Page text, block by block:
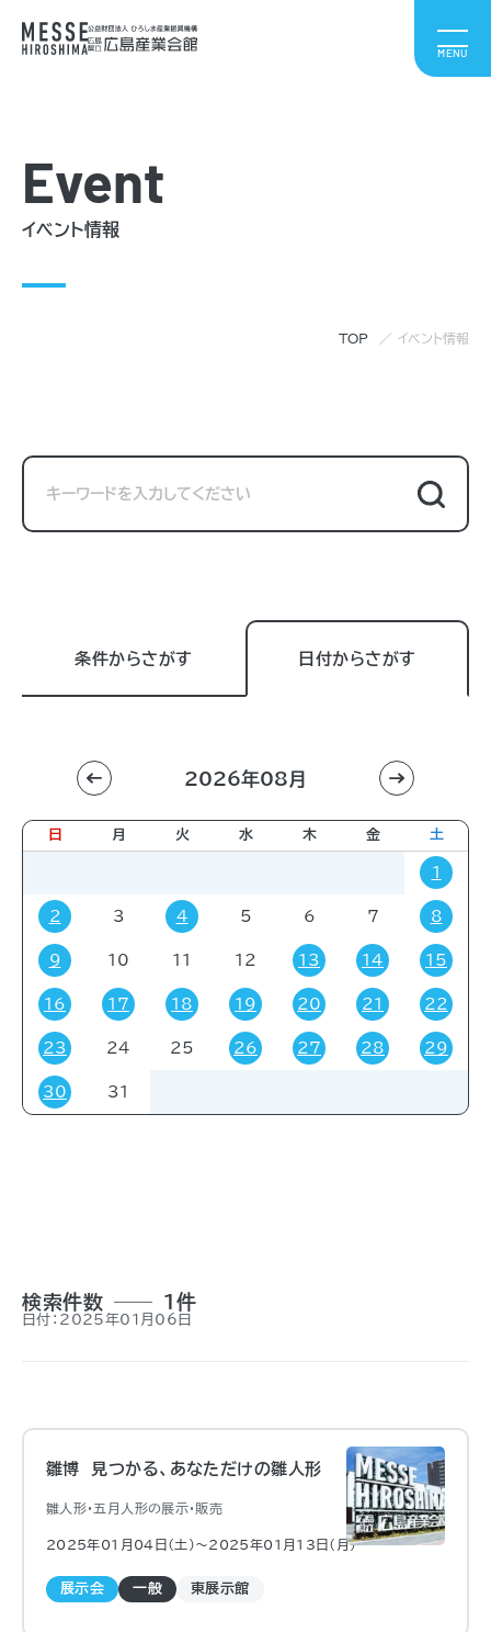
Event
イベント情報
TOP イベント情報
条件からさがす 日付からさがす
利用目的
すべて 進学相談会 講習会
販売会 展示会 イベント コミック・ゲーム
その他
対象者
すべて
2026年08月
日 月 火 水 木 金 土
1
2 3 4 5 6 7 8
9 10 11 12 13 14 15
16 17 18 19 20 21 22
23 24 25 26 27 28 29
30 31
検索件数 1件
日付：2025年01月06日
雛博 見つかる、あなただけの雛人形
雛人形・五月人形の展示・販売
2025年01月04日（土)〜2025年01月13日（月)
展示会 一般 東展示館